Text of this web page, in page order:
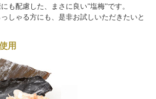
も配慮した、まさに良い”塩梅”です。
しゃる方にも、是非お試しいただきたいと
用